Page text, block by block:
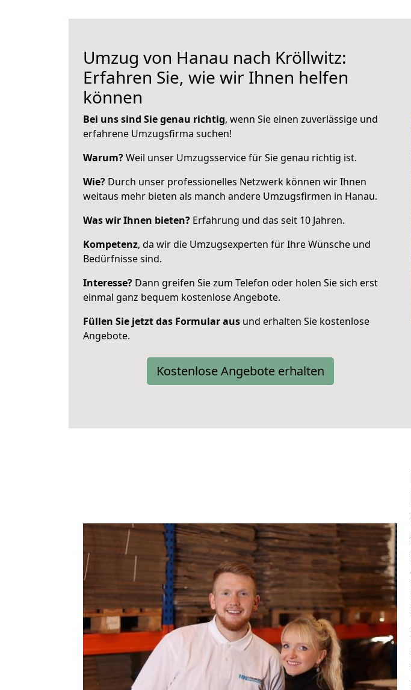
Umzug von Hanau nach Kröllwitz:
Erfahren Sie, wie wir Ihnen helfen
können
Bei uns sind Sie genau richtig, wenn Sie einen zuverlässige und
erfahrene Umzugsfirma suchen!
Warum?Weil unser Umzugsservice für Sie genau richtig ist.
Wie? Durch unser professionelles Netzwerk können wir Ihnen
weitaus mehr bieten als manch andere Umzugsfirmen in Hanau.
Was wir Ihnen bieten? Erfahrung und das seit 10 Jahren.
Kompetenz, da wir die Umzugsexperten für Ihre Wünsche und
Bedürfnisse sind.
Interesse? Dann greifen Sie zum Telefon oder holen Sie sich erst
einmal ganz bequem kostenlose Angebote.
Füllen Sie jetzt das Formular aus und erhalten Sie kostenlose
Angebote.
Kostenlose Angebote erhalten